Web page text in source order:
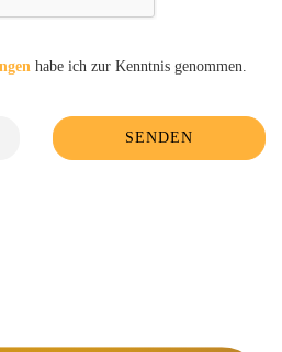
habe ich zur Kenntnis genommen.
SENDEN